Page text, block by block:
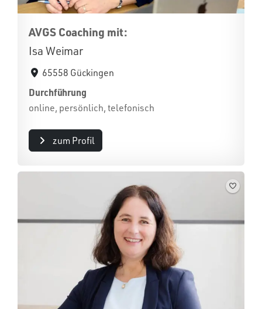
AVGS Coaching mit:
Isa Weimar
65558 Gückingen
Durchführung
online, persönlich, telefonisch
zum Profil